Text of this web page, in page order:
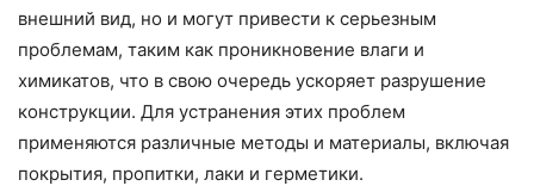
внешний вид, но и могут привести к серьезным
проблемам, таким как проникновение влаги и
химикатов, что в свою очередь ускоряет разрушение
конструкции. Для устранения этих проблем
применяются различные методы и материалы, включая
покрытия, пропитки, лаки и герметики.